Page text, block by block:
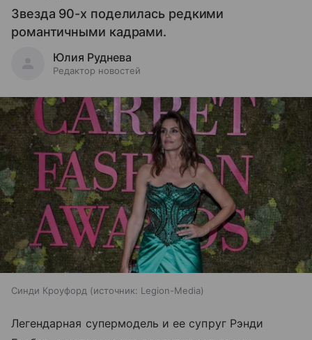
Звезда 90-х поделилась редкими
романтичными кадрами.
Юлия Руднева
Редактор новостей
Синди Кроуфорд источник: Legion-Media
Легендарная супермодель и ее супруг Рэнди